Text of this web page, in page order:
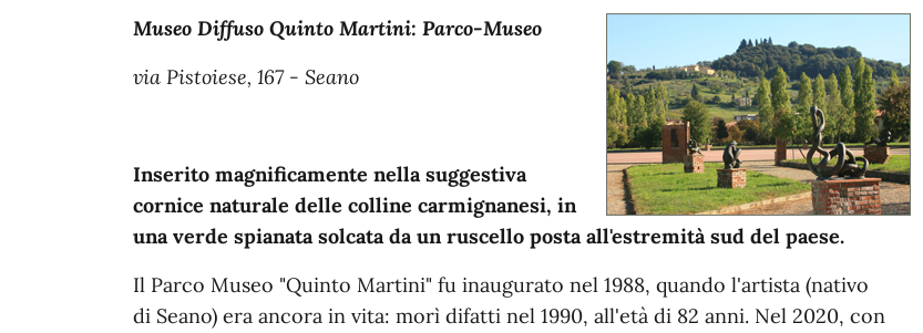
Museo Diffuso Quinto Martini: Parco-Museo
via Pistoiese, 167 - Seano
Inserito magnificamente nella suggestiva
cornice naturale delle colline carmignanesi, in
una verde spianata solcata da un ruscello posta all'estremità sud del paese.
Il Parco Museo "Quinto Martini" fu inaugurato nel 1988, quando l'artista (nativo
di Seano) era ancora in vita: morì difatti nel 1990, all'età di 82 anni. Nel 2020, con